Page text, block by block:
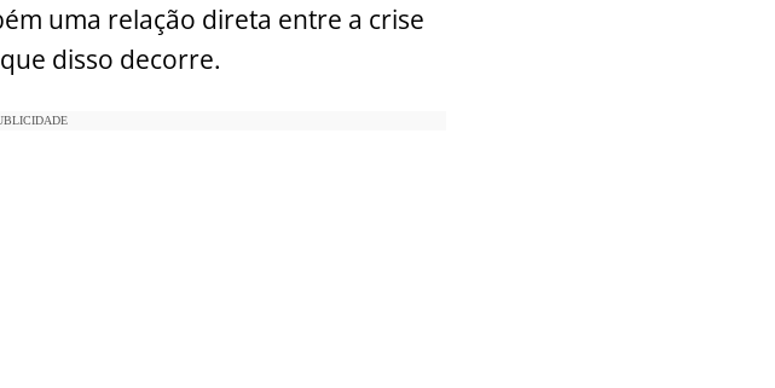
uma relação direta entre a crise
disso decorre.